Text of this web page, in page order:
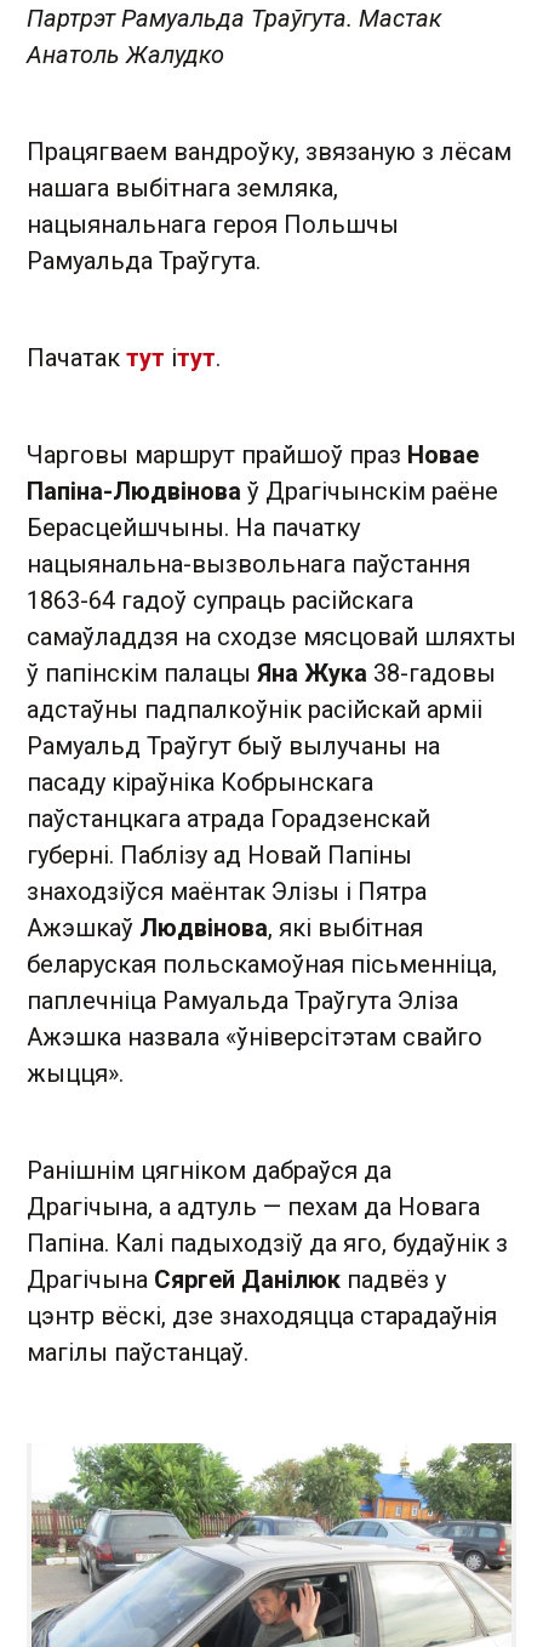
Партрэт Рамуальда Траўгута. Мастак
Анатоль Жалудко
Працягваем вандроўку, звязаную з лёсам
нашага выбітнага земляка,
нацыянальнага героя Польшчы
Рамуальда Траўгута.
Пачатак тут ітут.
Чарговы маршрут прайшоў праз Новае
Папіна-Людвінова ў Драгічынскім раёне
Берасцейшчыны. На пачатку
нацыянальна-вызвольнага паўстання
1863-64 гадоў супраць расійскага
самаўладдзя на сходзе мясцовай шляхты
ў папінскім палацы Яна Жука 38-гадовы
адстаўны падпалкоўнік расійскай арміі
Рамуальд Траўгут быў вылучаны на
пасаду кіраўніка Кобрынскага
паўстанцкага атрада Горадзенскай
губерні. Паблізу ад Новай Папіны
знаходзіўся маёнтак Элізы і Пятра
Ажэшкаў Людвінова, які выбітная
беларуская польскамоўная пісьменніца,
паплечніца Рамуальда Траўгута Эліза
Ажэшка назвала «ўніверсітэтам свайго
жыцця».
Ранішнім цягніком дабраўся да
Драгічына, а адтуль — пехам да Новага
Папіна. Калі падыходзіў да яго, будаўнік з
Драгічына Сяргей Данілюк падвёз у
цэнтр вёскі, дзе знаходяцца старадаўнія
магілы паўстанцаў.